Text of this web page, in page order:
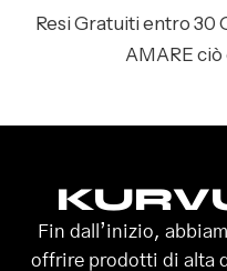
Resi Gratuiti entro 30
AMARE
Fin dall’inizio,
offrire prodotti di alta